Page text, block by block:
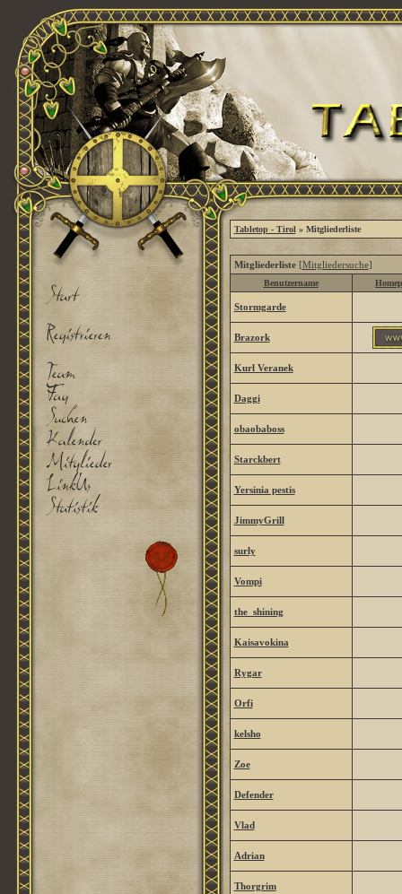
Tabletop - Tirol » Mitgliederliste
Mitgliederliste[Mitgliedersuche]
Benutzername
Stormgarde
Brazork
Kurl Veranek
Daggi
obaobaboss
Starckbert
Yersinia pestis
JimmyGrill
surly
Vompi
the_shining
Kaisavokina
Rygar
Orfi
kelsho
Zoe
Defender
Vlad
Adrian
Thorgrim